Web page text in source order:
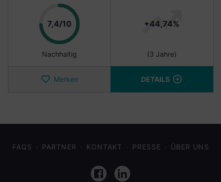
7,4/10Punkte
Nachhaltig
+44,74%
(3 Jahre)
Merken DETAILS
FAQS PARTNER KONTAKT PRESSE ÜBER UNS
FacebookLinkedIn